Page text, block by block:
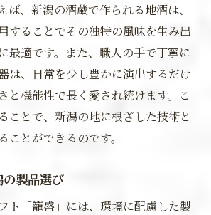
ば、新潟の酒蔵で作られる地酒は、
することでその独特の風味を生み出
最適です。また、職人の手で丁寧に
は、日常を少し豊かに演出するだけ
と機能性で長く愛され続けます。こ
ことで、新潟の地に根ざした技術と
ことができるのです。
製品選び
ト「籠盛」には、環境に配慮した製